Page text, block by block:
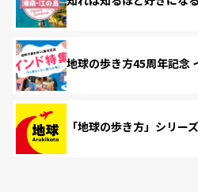
地球の歩き方45周年記念
「地球の歩き方」シリー